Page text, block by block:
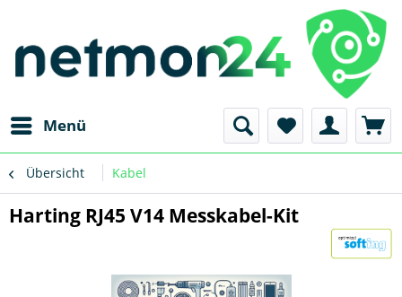
Menü
Übersicht Kabel
Harting RJ45 V14 Messkabel-Kit